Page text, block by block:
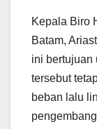
Kepala Biro
Batam,
ini bertujuan
tersebut
beban lalu